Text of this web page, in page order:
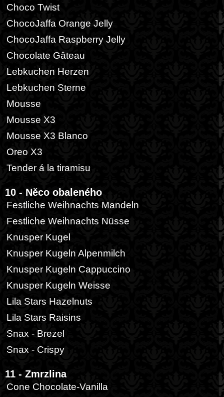
Choco Twist
ChocoJaffa Orange Jelly
ChocoJaffa Raspberry Jelly
Chocolate Gâteau
Lebkuchen Herzen
Lebkuchen Sterne
Mousse
Mousse X3
Mousse X3 Blanco
Oreo X3
Tender á la tiramisu
10 - Něco obaleného
Festliche Weihnachts Mandeln
Festliche Weihnachts Nüsse
Knusper Kugel
Knusper Kugeln Alpenmilch
Knusper Kugeln Cappuccino
Knusper Kugeln Weisse
Lila Stars Hazelnuts
Lila Stars Raisins
Snax - Brezel
Snax - Crispy
11 - Zmrzlina
Cone Chocolate-Vanilla